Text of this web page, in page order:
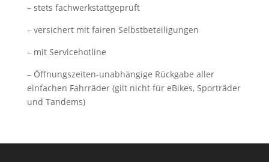
– stets fachwerkstattgeprüft
– versichert mit fairen Selbstbeteiligungen
– mit Servicehotline
– Öffnungszeiten-unabhängige Rückgabe aller
einfachen Fahrräder (gilt nicht für eBikes, Sporträder
und Tandems)